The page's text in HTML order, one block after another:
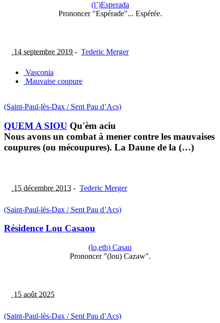
(l’)Esperada
Prononcer "Espérade"... Espérée.
14 septembre 2019 - Tederic Merger
Vasconia
Mauvaise coupure
(Saint-Paul-lès-Dax / Sent Pau d’Acs)
QUEM A SIOU Qu'èm aciu
Nous avons un combat à mener contre les mauvaises
coupures (ou mécoupures). La Daune de la (…)
15 décembre 2013 - Tederic Merger
(Saint-Paul-lès-Dax / Sent Pau d’Acs)
Résidence Lou Casaou
(lo,eth) Casau
Prononcer "(lou) Cazaw".
15 août 2025
(Saint-Paul-lès-Dax / Sent Pau d’Acs)